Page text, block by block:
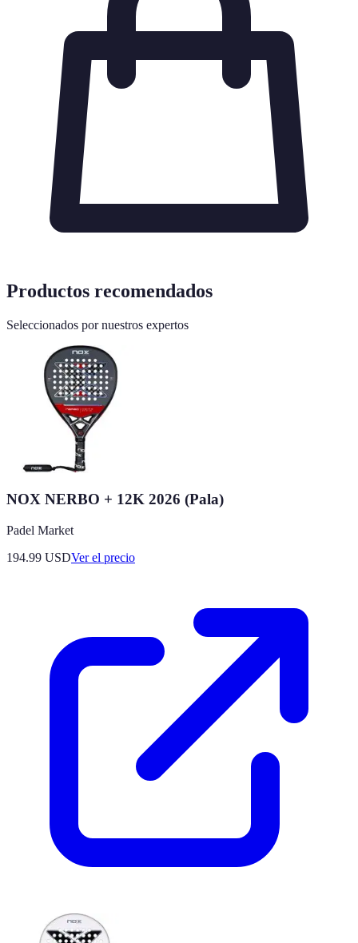
Productos recomendados
Seleccionados por nuestros expertos
NOX NERBO + 12K 2026 (Pala)
Padel Market
194.99 USDVer el precio